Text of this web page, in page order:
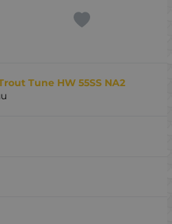
Tune HW 55SS NA2